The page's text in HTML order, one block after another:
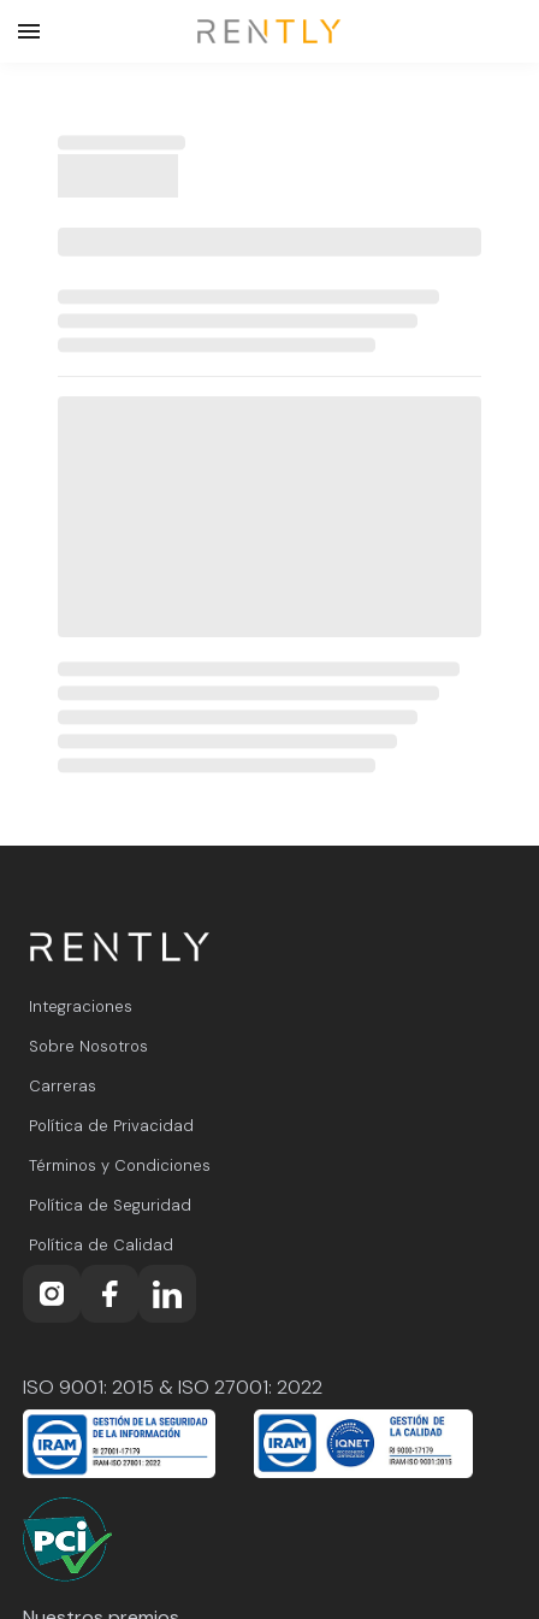
Integraciones
Sobre Nosotros
Carreras
Política de Privacidad
Términos y Condiciones
Política de Seguridad
Política de Calidad
ISO 9001: 2015 & ISO 27001: 2022